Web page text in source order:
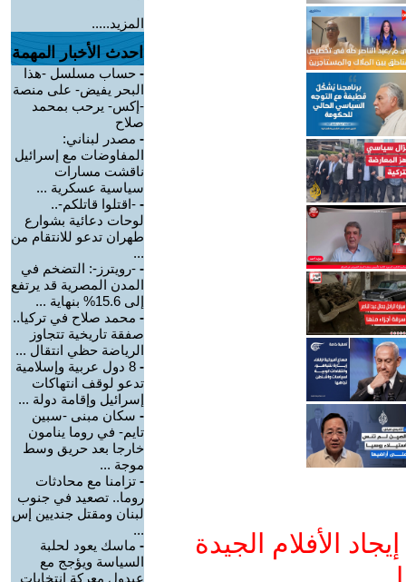
الأفلام الجيدة
المزيد.....
احدث الأخبار المهمة
- حساب مسلسل -هذا
البحر يفيض- على منصة
-إكس- يرحب بمحمد
صلاح
- مصدر لبناني:
المفاوضات مع إسرائيل
ناقشت مسارات
سياسية عسكرية ...
- -اقتلوا قاتلكم-..
لوحات دعائية بشوارع
طهران تدعو للانتقام من
...
- -رويترز-: التضخم في
المدن المصرية قد يرتفع
إلى 15.6% بنهاية ...
- محمد صلاح في تركيا..
صفقة تاريخية تتجاوز
الرياضة حظي انتقال ...
-
8 دول عربية وإسلامية
تدعو لوقف انتهاكات
إسرائيل وإقامة دولة ...
- سكان مبنى -سبين
تايم- في روما ينامون
خارجا بعد حريق وسط
موجة ...
- تزامنا مع محادثات
روما.. تصعيد في جنوب
لبنان ومقتل جنديين إس
...
- ماسك يعود لحلبة
السياسة ويؤجج مع
عبدول معركة انتخابات